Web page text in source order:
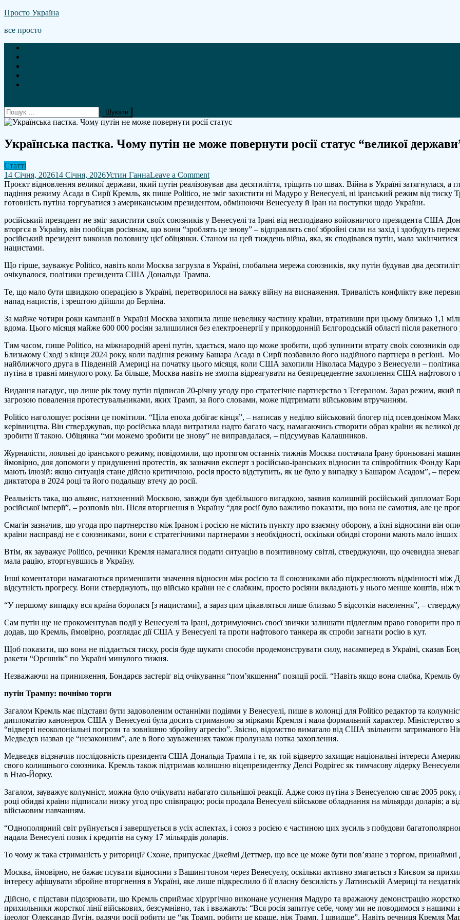
Skip
content
Просто Україна
все просто
Пошук:
Українська пастка. Чому путін не може повернути росії статус “великої
Статті
14 Січня, 202614 Січня, 2026Устин ГаннаLeave a Commenton
Українська
пастка.
Чому
не
може
повернути
“великої
держави”
Politico
Проєкт відновлення великої держави, який путін реалізовував два десятиліття, тріщить по швах. Війна в Україні затягнулася,
падіння режиму Асада в Сирії Кремль, як пише Politico, не зміг захистити ні Мадуро у Венесуелі, ні іранський режим від тиску
готовність путіна торгуватися з американським президентом, обмінюючи Венесуелу й Іран на поступки щодо України.
російський президент не зміг захистити своїх союзників у Венесуелі та Ірані від несподівано войовничого президента США
вторгся в Україну, він пообіцяв росіянам, що вони “зроблять це знову” – відправлять свої збройні сили на захід і здобудуть
російський президент виконав половину цієї обіцянки. Станом на цей тиждень війна, яка, як сподівався путін, мала
нацистами.
Що гірше, зауважує Politico, навіть коли Москва загрузла в Україні, глобальна мережа союзників, яку путін будував два
очікувалося, політики президента США Дональда Трампа.
Те, що мало бути швидкою операцією в Україні, перетворилося на важку війну на виснаження. Тривалість конфлікту вже
напад нацистів, і зрештою дійшли до Берліна.
За майже чотири роки кампанії в Україні Москва захопила лише невелику частину країни, втративши при цьому близько 1,1
вдома. Цього місяця майже 600 000 росіян залишилися без електроенергії у прикордонній Бєлгородській області після
Тим часом, пише Politico, на міжнародній арені путін, здається, мало що може зробити, щоб зупинити втрату своїх союзників
Близькому Сході з кінця 2024 року, коли падіння режиму Башара Асада в Сирії позбавило його надійного партнера в регіоні.
найближчого друга в Південній Америці на початку цього місяця, коли США захопили Ніколаса Мадуро з Венесуели –
путіна в травні минулого року. Ба більше, Москва навіть не змогла відреагувати на безпрецедентне захоплення США нафтового
Видання нагадує, що лише рік тому путін підписав 20-річну угоду про стратегічне партнерство з Тегераном. Зараз режим, який
загрозою повалення протестувальниками, яких Трамп, за його словами, може підтримати військовим втручанням.
Politico наголошує: росіяни це помітили. “Ціла епоха добігає кінця”, – написав у неділю військовий блогер під псевдонімом
керівництва. Він стверджував, що російська влада витратила надто багато часу, намагаючись створити образ країни як великої
зробити її такою. Обіцянка “ми можемо зробити це знову” не виправдалася, – підсумував Калашников.
Журналісти, лояльні до іранського режиму, повідомили, що протягом останніх тижнів Москва постачала Ірану броньовані
ймовірно, для допомоги у придушенні протестів, як зазначив експерт з російсько-іранських відносин та співробітник Фонду
мають ілюзій: якщо ситуація стане дійсно критичною, росія просто відступить, як це було у випадку з Башаром Асадом”, –
диктатора в 2024 році та його подальшу втечу до росії.
Реальність така, що альянс, натхненний Москвою, завжди був здебільшого вигадкою, заявив колишній російський дипломат
російської імперії”, – розповів він. Після вторгнення в Україну “для росії було важливо показати, що вона не самотня, але це
Смагін зазначив, що угода про партнерство між Іраном і росією не містить пункту про взаємну оборону, а їхні відносини він
країни насправді не є союзниками, вони є стратегічними партнерами з необхідності, оскільки обидві сторони мають мало інших
Втім, як зауважує Politico, речники Кремля намагалися подати ситуацію в позитивному світлі, стверджуючи, що очевидна
мала рацію, вторгнувшись в Україну.
Інші коментатори намагаються применшити значення відносин між росією та її союзниками або підкреслюють відмінності
відсутність прогресу. Вони стверджують, що військо країни не є слабким, просто росіяни вкладають у нього менше коштів, ніж
“У першому випадку вся країна боролася [з нацистами], а зараз цим цікавляться лише близько 5 відсотків населення”, –
Сам путін ще не прокоментував події у Венесуелі та Ірані, дотримуючись своєї звички залишати підлеглим право говорити
додав, що Кремль, ймовірно, розглядає дії США у Венесуелі та проти нафтового танкера як спроби загнати росію в кут.
Щоб показати, що вона не піддається тиску, росія буде шукати способи продемонструвати силу, насамперед в Україні, сказав
ракети “Орєшнік” по Україні минулого тижня.
Незважаючи на приниження, Бондарєв застеріг від очікування “пом’якшення” позиції росії. “Навіть якщо вона слабка, Кремль
путін Трампу: почнімо торги
Загалом Кремль має підстави бути задоволеним останніми подіями у Венесуелі, пише в колонці для Politico редактор та
дипломатію канонерок США у Венесуелі була досить стриманою за мірками Кремля і мала формальний характер. Міністерство
“відверті неоколоніальні погрози та зовнішню збройну агресію”. Звісно, відомство вимагало від США звільнити затриманого
Медведєв назвав це “незаконним”, але в його зауваженнях також пролунала нотка захоплення.
Медведєв відзначив послідовність президента США Дональда Трампа і те, як той відверто захищає національні інтереси
свого колишнього союзника. Кремль також підтримав колишню віцепрезидентку Делсі Родрігес як тимчасову лідерку
в Нью-Йорку.
Загалом, зауважує колумніст, можна було очікувати набагато сильнішої реакції. Адже союз путіна з Венесуелою сягає 2005
році обидві країни підписали низку угод про співпрацю; росія продала Венесуелі військове обладнання на мільярди доларів;
військовим навчанням.
“Однополярний світ руйнується і завершується в усіх аспектах, і союз з росією є частиною цих зусиль з побудови
надала Венесуелі позик і кредитів на суму 17 мільярдів доларів.
То чому ж така стриманість у риториці? Схоже, припускає Джеймі Деттмер, що все це може бути пов’язане з торгом,
Москва, ймовірно, не бажає псувати відносини з Вашингтоном через Венесуелу, оскільки активно змагається з Києвом за
інтересу афішувати збройне вторгнення в Україні, яке лише підкреслило б її власну безсилість у Латинській Америці та
Дійсно, є підстави підозрювати, що Кремль сприймає хірургічно виконане усунення Мадуро та вражаючу демонстрацію
прихильники жорсткої лінії військових, безсумнівно, так і вважають: “Вся росія запитує себе, чому ми не поводимося з
ідеолог Олександр Дугін, радячи росії робити це “як Трамп, робити це краще, ніж Трамп. І швидше”. Навіть речниця Кремля